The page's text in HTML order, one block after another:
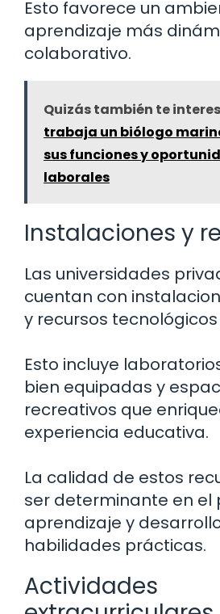
Esto favorece un
aprendizaje más
colaborativo.
Quizás también te
trabaja un biólogo
sus funciones y
laborales
Instalaciones y
Las universidades
cuentan con
y recursos
Esto incluye
bien equipadas y
recreativos que
experiencia educativa.
La calidad de estos
ser determinante en el
aprendizaje y
habilidades prácticas.
Actividades